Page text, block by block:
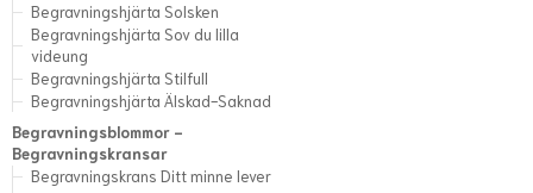
Begravningshjärta Solsken
Begravningshjärta Sov du lilla
videung
Begravningshjärta Stilfull
Begravningshjärta Älskad-Saknad
Begravningsblommor -
Begravningskransar
Begravningskrans Ditt minne lever